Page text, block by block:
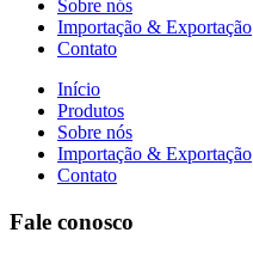
Sobre nós
Importação & Exportação
Contato
Início
Produtos
Sobre nós
Importação & Exportação
Contato
Fale conosco